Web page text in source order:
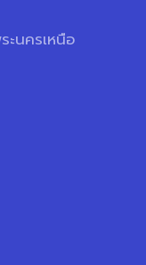
ะนครเหนือ